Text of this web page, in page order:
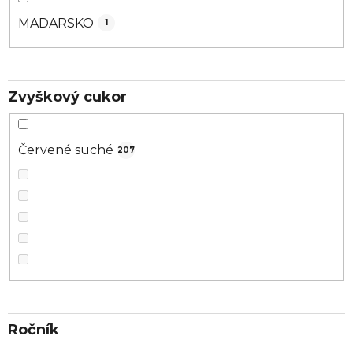
MADARSKO 1
Zvyškový cukor
Červené suché 207
Ročník